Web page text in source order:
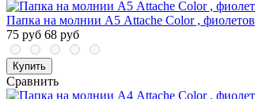
Папка на молнии А5 Attache Color , фиолетов
75 руб 68 руб
Купить
Сравнить